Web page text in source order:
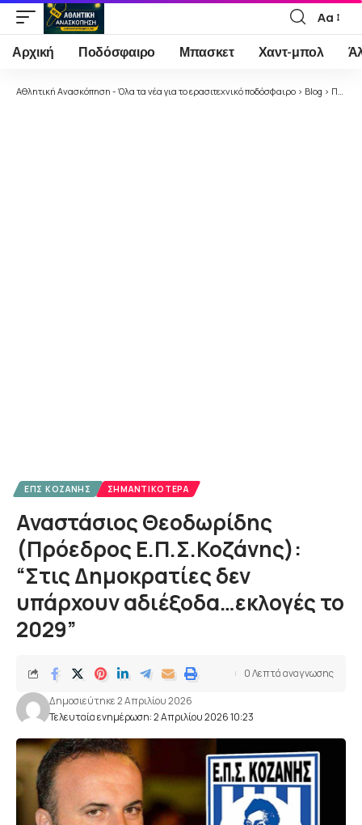
Font
Resizer
Αα
Αρχική Ποδόσφαιρο Μπασκετ Χαντ-μπολ
Αθλητική Ανασκόπηση - Όλα τα νέα για το ερασιτεχνικό ποδόσφαιρο > Blog > Ποδόσφαιρο
ΕΠΣ ΚΟΖΆΝΗΣ ΣΗΜΑΝΤΙΚΌΤΕΡΑ
Αναστάσιος Θεοδωρίδης
(Πρόεδρος Ε.Π.Σ.Κοζάνης):
“Στις Δημοκρατίες δεν
υπάρχουν αδιέξοδα…εκλογές το
2029”
Τελευταία ενημέρωση: 2 Απριλίου 2026 10:23
Δημοσιεύτηκε 2 Απριλίου 2026
0 Λεπτά αναγνωσης